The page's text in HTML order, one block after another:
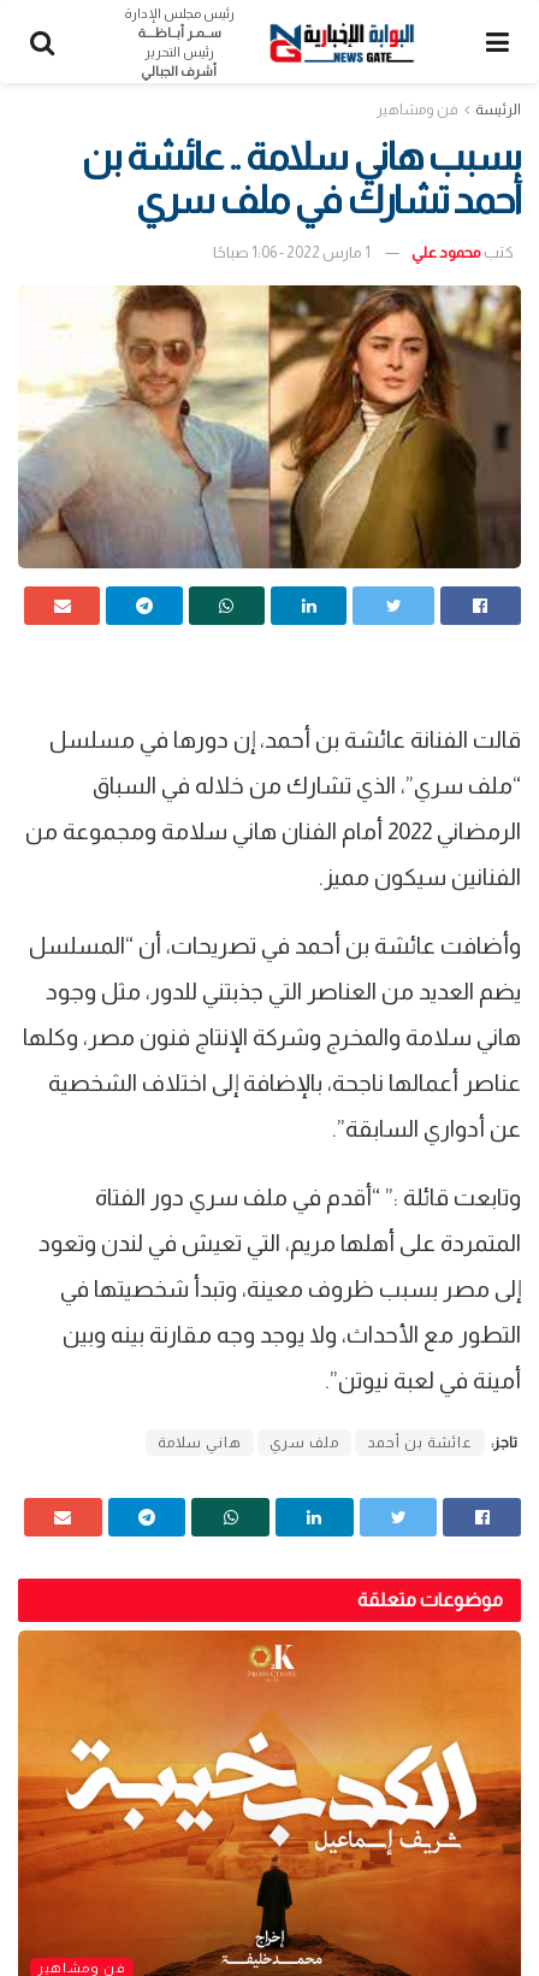
رئيس مجلس الإدارة
ســمـر أبــاظــــة
رئيس التحرير
أشرف الجبالي
الرئيسة فن ومشاهير
بسبب هاني سلامة .. عائشة بن
أحمد تشارك في ملف سري
كتب محمود علي 1 مارس 2022 - 1:06 صباحًا
قالت الفنانة عائشة بن أحمد، إن دورها في مسلسل
“ملف سري”، الذي تشارك من خلاله في السباق
الرمضاني 2022 أمام الفنان هاني سلامة ومجموعة من
الفنانين سيكون مميز.
وأضافت عائشة بن أحمد في تصريحات، أن “المسلسل
يضم العديد من العناصر التي جذبتني للدور، مثل وجود
هاني سلامة والمخرج وشركة الإنتاج فنون مصر، وكلها
عناصر أعمالها ناجحة، بالإضافة إلى اختلاف الشخصية
عن أدواري السابقة”.
وتابعت قائلة :” “أقدم في ملف سري دور الفتاة
المتمردة على أهلها مريم، التي تعيش في لندن وتعود
إلى مصر بسبب ظروف معينة، وتبدأ شخصيتها في
التطور مع الأحداث، ولا يوجد وجه مقارنة بينه وبين
أمينة في لعبة نيوتن”.
تاجز: عائشة بن أحمد ملف سري هاني سلامة
موضوعات متعلقة
فن ومشاهير